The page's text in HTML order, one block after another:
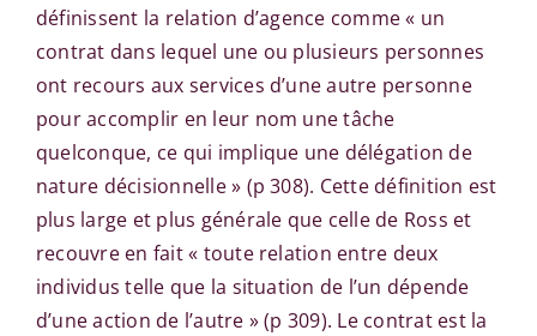
définissent la relation d’agence comme « un
contrat dans lequel une ou plusieurs personnes
ont recours aux services d’une autre personne
pour accomplir en leur nom une tâche
quelconque, ce qui implique une délégation de
nature décisionnelle » (p 308). Cette définition est
plus large et plus générale que celle de Ross et
recouvre en fait « toute relation entre deux
individus telle que la situation de l’un dépende
d’une action de l’autre » (p 309). Le contrat est la